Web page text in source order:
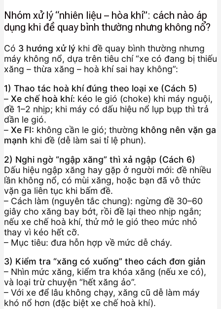
Nhóm xử lý “nhiên liệu – hòa khí”: cách nào áp
dụng khi đề quay bình thường nhưng không nổ?
Có 3 hướng xử lý khi đề quay bình thường nhưng
máy không nổ, dựa trên tiêu chí “xe có đang bị thiếu
xăng – thừa xăng – hoà khí sai hay không”:
1) Thao tác hoà khí đúng theo loại xe (Cách 5)
– Xe chế hoà khí: kéo le gió (choke) khi máy nguội,
đề 1–2 nhịp; khi máy có dấu hiệu nổ lụp bụp thì trả
dần le gió.
– Xe FI: không cần le gió; thường không nên vặn ga
mạnh khi đề (dễ làm sai tỉ lệ phun).
2) Nghi ngờ “ngập xăng” thì xả ngập (Cách 6)
Dấu hiệu ngập xăng hay gặp ở người mới: đề nhiều
lần không nổ, có mùi xăng, hoặc bạn đã vô thức
vặn ga liên tục khi bấm đề.
– Cách làm (nguyên tắc chung): ngừng đề 30–60
giây cho xăng bay bớt, rồi đề lại theo nhịp ngắn;
nếu xe chế hoà khí, thử mở le gió theo mức nhỏ
thay vì kéo hết cỡ.
– Mục tiêu: đưa hỗn hợp về mức dễ cháy.
3) Kiểm tra “xăng có xuống” theo cách đơn giản
– Nhìn mức xăng, kiểm tra khóa xăng (nếu xe có),
và loại trừ chuyện “hết xăng ảo”.
– Với xe để lâu không chạy, xăng cũ dễ làm máy
khó nổ hơn (đặc biệt xe chế hoà khí).